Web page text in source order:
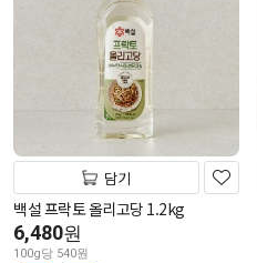
담기
백설 프락토 올리고당 1.2kg
6,480원
100g당 540원